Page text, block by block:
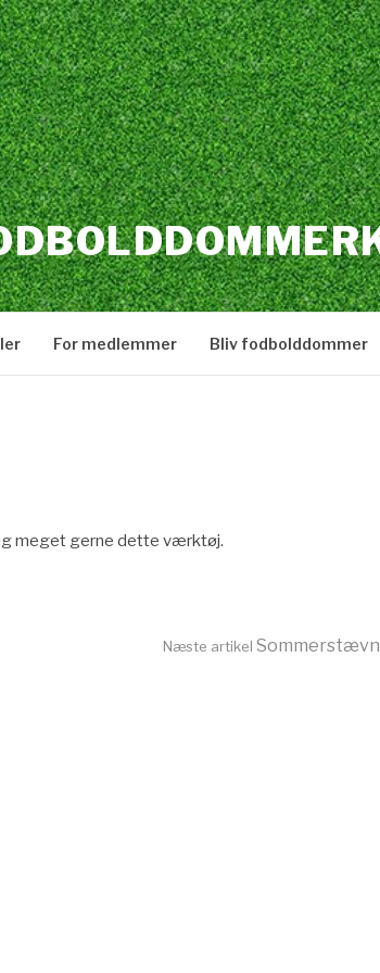
For medlemmer Bliv fodbolddommer
meget gerne dette værktøj.
Næste artikel